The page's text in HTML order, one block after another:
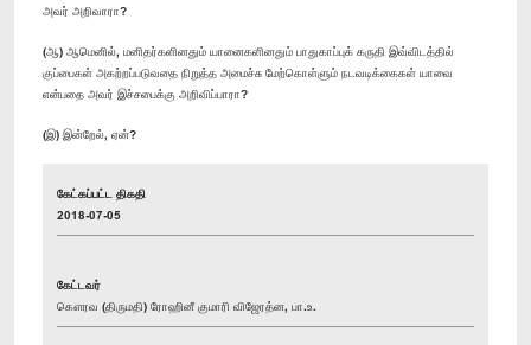
அவர் அறிவாரா?
(ஆ) ஆமெனில், மனிதர்களினதும் யானைகளினதும் பாதுகாப்புக் கருதி இவ்விடத்தில்
குப்பைகள் அகற்றப்படுவதை நிறுத்த அமைச்சு மேற்கொள்ளும் நடவடிக்கைகள் யாவை
என்பதை அவர் இச்சபைக்கு அறிவிப்பாரா?
(இ) இன்றேல், ஏன்?
கேட்கப்பட்ட திகதி
2018-07-05
கேட்டவர்
கௌரவ (திருமதி) ரோஹினீ குமாரி விஜேரத்ன, பா.உ.